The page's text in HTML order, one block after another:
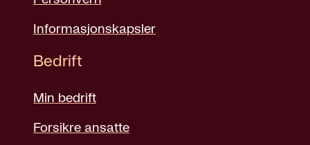
Informasjonskapsler
Bedrift
Min bedrift
Forsikre ansatte